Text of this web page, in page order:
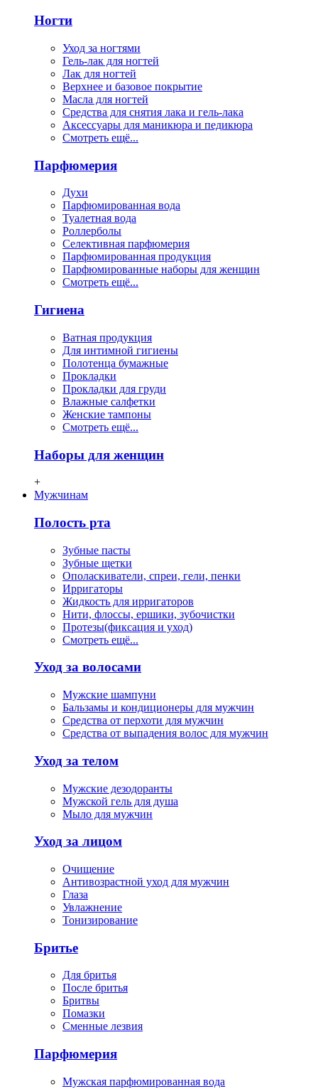
Ногти
Уход за ногтями
Гель-лак для ногтей
Лак для ногтей
Верхнее и базовое покрытие
Масла для ногтей
Средства для снятия лака и гель-лака
Аксессуары для маникюра и педикюра
Смотреть ещё...
Парфюмерия
Духи
Парфюмированная вода
Туалетная вода
Роллерболы
Селективная парфюмерия
Парфюмированная продукция
Парфюмированные наборы для женщин
Смотреть ещё...
Гигиена
Ватная продукция
Для интимной гигиены
Полотенца бумажные
Прокладки
Прокладки для груди
Влажные салфетки
Женские тампоны
Смотреть ещё...
Наборы для женщин
+
Мужчинам
Полость рта
Зубные пасты
Зубные щетки
Ополаскиватели, спреи, гели, пенки
Ирригаторы
Жидкость для ирригаторов
Нити, флосcы, ершики, зубочистки
Протезы(фиксация и уход)
Смотреть ещё...
Уход за волосами
Мужские шампуни
Бальзамы и кондиционеры для мужчин
Средства от перхоти для мужчин
Средства от выпадения волос для мужчин
Уход за телом
Мужские дезодоранты
Мужской гель для душа
Мыло для мужчин
Уход за лицом
Очищение
Антивозрастной уход для мужчин
Глаза
Увлажнение
Тонизирование
Бритье
Для бритья
После бритья
Бритвы
Помазки
Сменные лезвия
Парфюмерия
Мужская парфюмированная вода